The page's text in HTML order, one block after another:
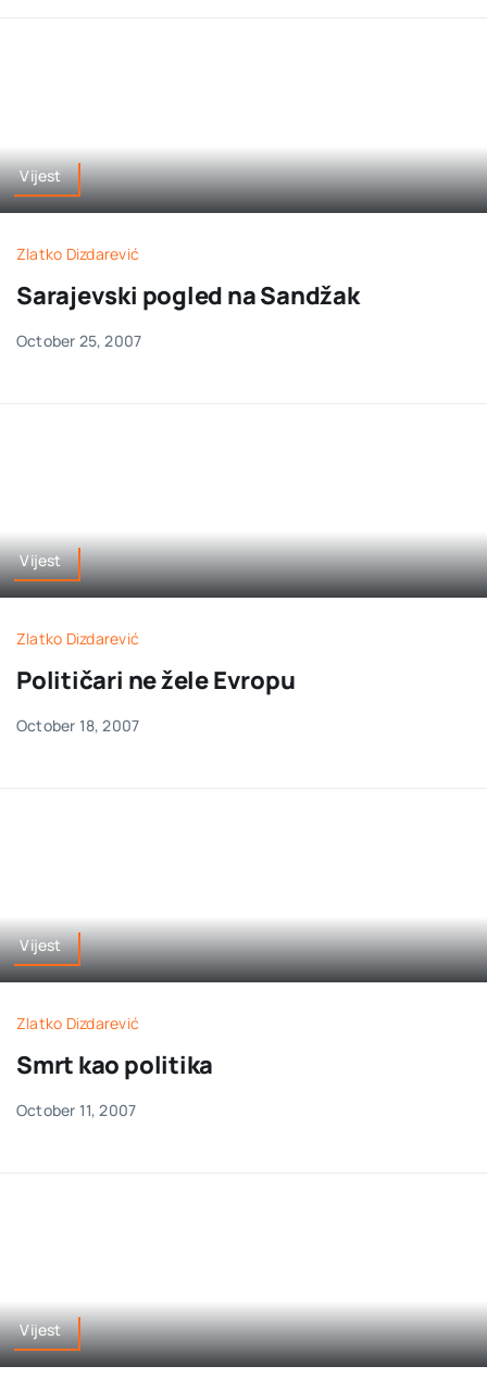
Vijest
Zlatko Dizdarević
Sarajevski pogled na Sandžak
October 25, 2007
Vijest
Zlatko Dizdarević
Političari ne žele Evropu
October 18, 2007
Vijest
Zlatko Dizdarević
Smrt kao politika
October 11, 2007
Vijest